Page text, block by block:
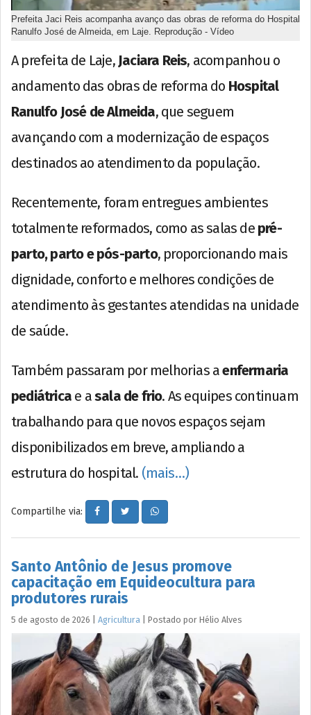
Prefeita Jaci Reis acompanha avanço das obras de reforma do Hospital
Ranulfo José de Almeida, em Laje. Reprodução - Vídeo
A prefeita de Laje, Jaciara Reis, acompanhou o
andamento das obras de reforma do Hospital
Ranulfo José de Almeida, que seguem
avançando com a modernização de espaços
destinados ao atendimento da população.
Recentemente, foram entregues ambientes
totalmente reformados, como as salas de pré-
parto, parto e pós-parto, proporcionando mais
dignidade, conforto e melhores condições de
atendimento às gestantes atendidas na unidade
de saúde.
Também passaram por melhorias aenfermaria
pediátrica e asala de frio. As equipes continuam
trabalhando para que novos espaços sejam
disponibilizados em breve, ampliando a
estrutura do hospital. (mais…)
Compartilhe via:
Santo Antônio de Jesus promove
capacitação em Equideocultura para
produtores rurais
5 de agosto de 2026 Agricultura Postado por Hélio Alves